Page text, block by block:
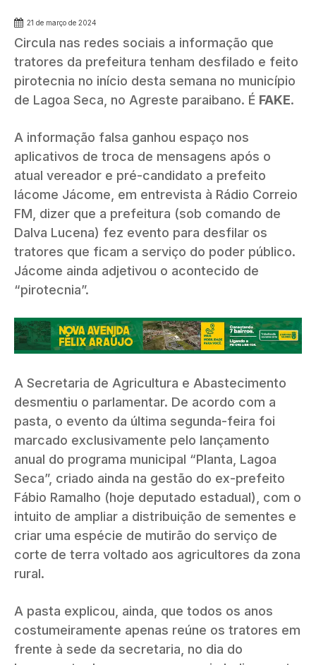
21 de março de 2024
Circula nas redes sociais a informação que
tratores da prefeitura tenham desfilado e feito
pirotecnia no início desta semana no município
de Lagoa Seca, no Agreste paraibano. É FAKE.
A informação falsa ganhou espaço nos
aplicativos de troca de mensagens após o
atual vereador e pré-candidato a prefeito
Iácome Jácome, em entrevista à Rádio Correio
FM, dizer que a prefeitura (sob comando de
Dalva Lucena) fez evento para desfilar os
tratores que ficam a serviço do poder público.
Jácome ainda adjetivou o acontecido de
“pirotecnia”.
A Secretaria de Agricultura e Abastecimento
desmentiu o parlamentar. De acordo com a
pasta, o evento da última segunda-feira foi
marcado exclusivamente pelo lançamento
anual do programa municipal “Planta, Lagoa
Seca”, criado ainda na gestão do ex-prefeito
Fábio Ramalho (hoje deputado estadual), com o
intuito de ampliar a distribuição de sementes e
criar uma espécie de mutirão do serviço de
corte de terra voltado aos agricultores da zona
rural.
A pasta explicou, ainda, que todos os anos
costumeiramente apenas reúne os tratores em
frente à sede da secretaria, no dia do